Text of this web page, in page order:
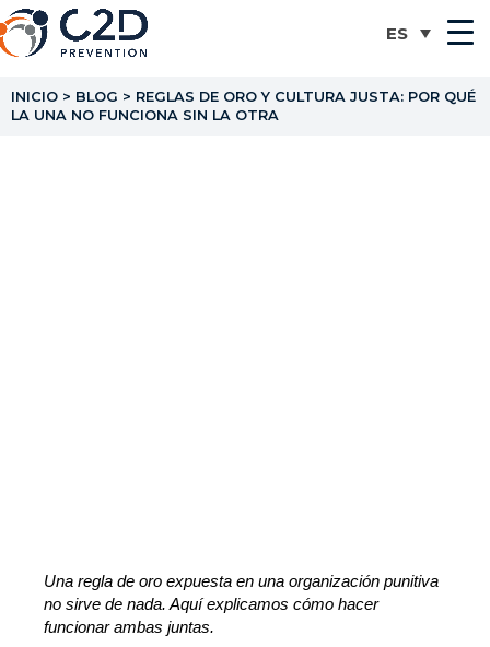
INICIO > BLOG > REGLAS DE ORO Y CULTURA JUSTA: POR QUÉ
LA UNA NO FUNCIONA SIN LA OTRA
Una regla de oro expuesta en una organización punitiva
no sirve de nada. Aquí explicamos cómo hacer
funcionar ambas juntas.